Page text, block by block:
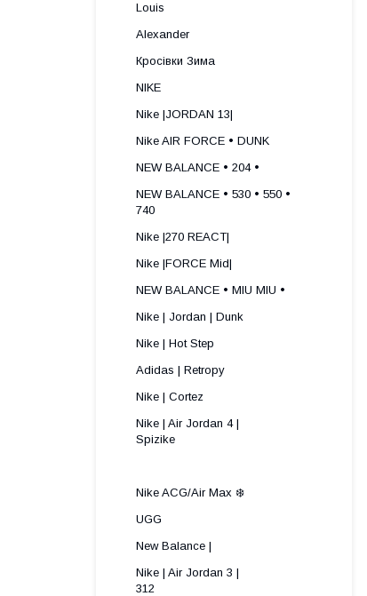
Louis
Alexander
Кросівки Зима
NIKE
Nike |JORDAN 13|
Nike AIR FORCE • DUNK
NEW BALANCE • 204 •
NEW BALANCE • 530 • 550 •
740
Nike |270 REACT|
Nike |FORCE Mid|
NEW BALANCE • MIU MIU •
Nike | Jordan | Dunk
Nike | Hot Step
Adidas | Retropy
Nike | Cortez
Nike | Air Jordan 4 |
Spizike
Nike ACG/Air Max ❄️
UGG
New Balance |
Nike | Air Jordan 3 |
312